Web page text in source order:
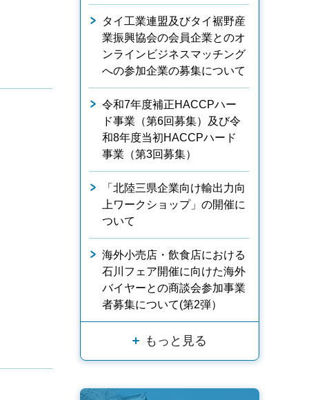
タイ工業連盟及びタイ裾野産
業振興協会の会員企業とのオ
ンラインビジネスマッチング
への参加企業の募集について
令和7年度補正HACCPハー
ド事業（第6回募集）及び令
和8年度当初HACCPハード
事業（第3回募集）
「北陸三県企業向け輸出力向
上ワークショップ」の開催に
ついて
海外小売店・飲食店における
石川フェア開催に向けた海外
バイヤーとの商談会参加事業
者募集について(第2弾）
もっと見る